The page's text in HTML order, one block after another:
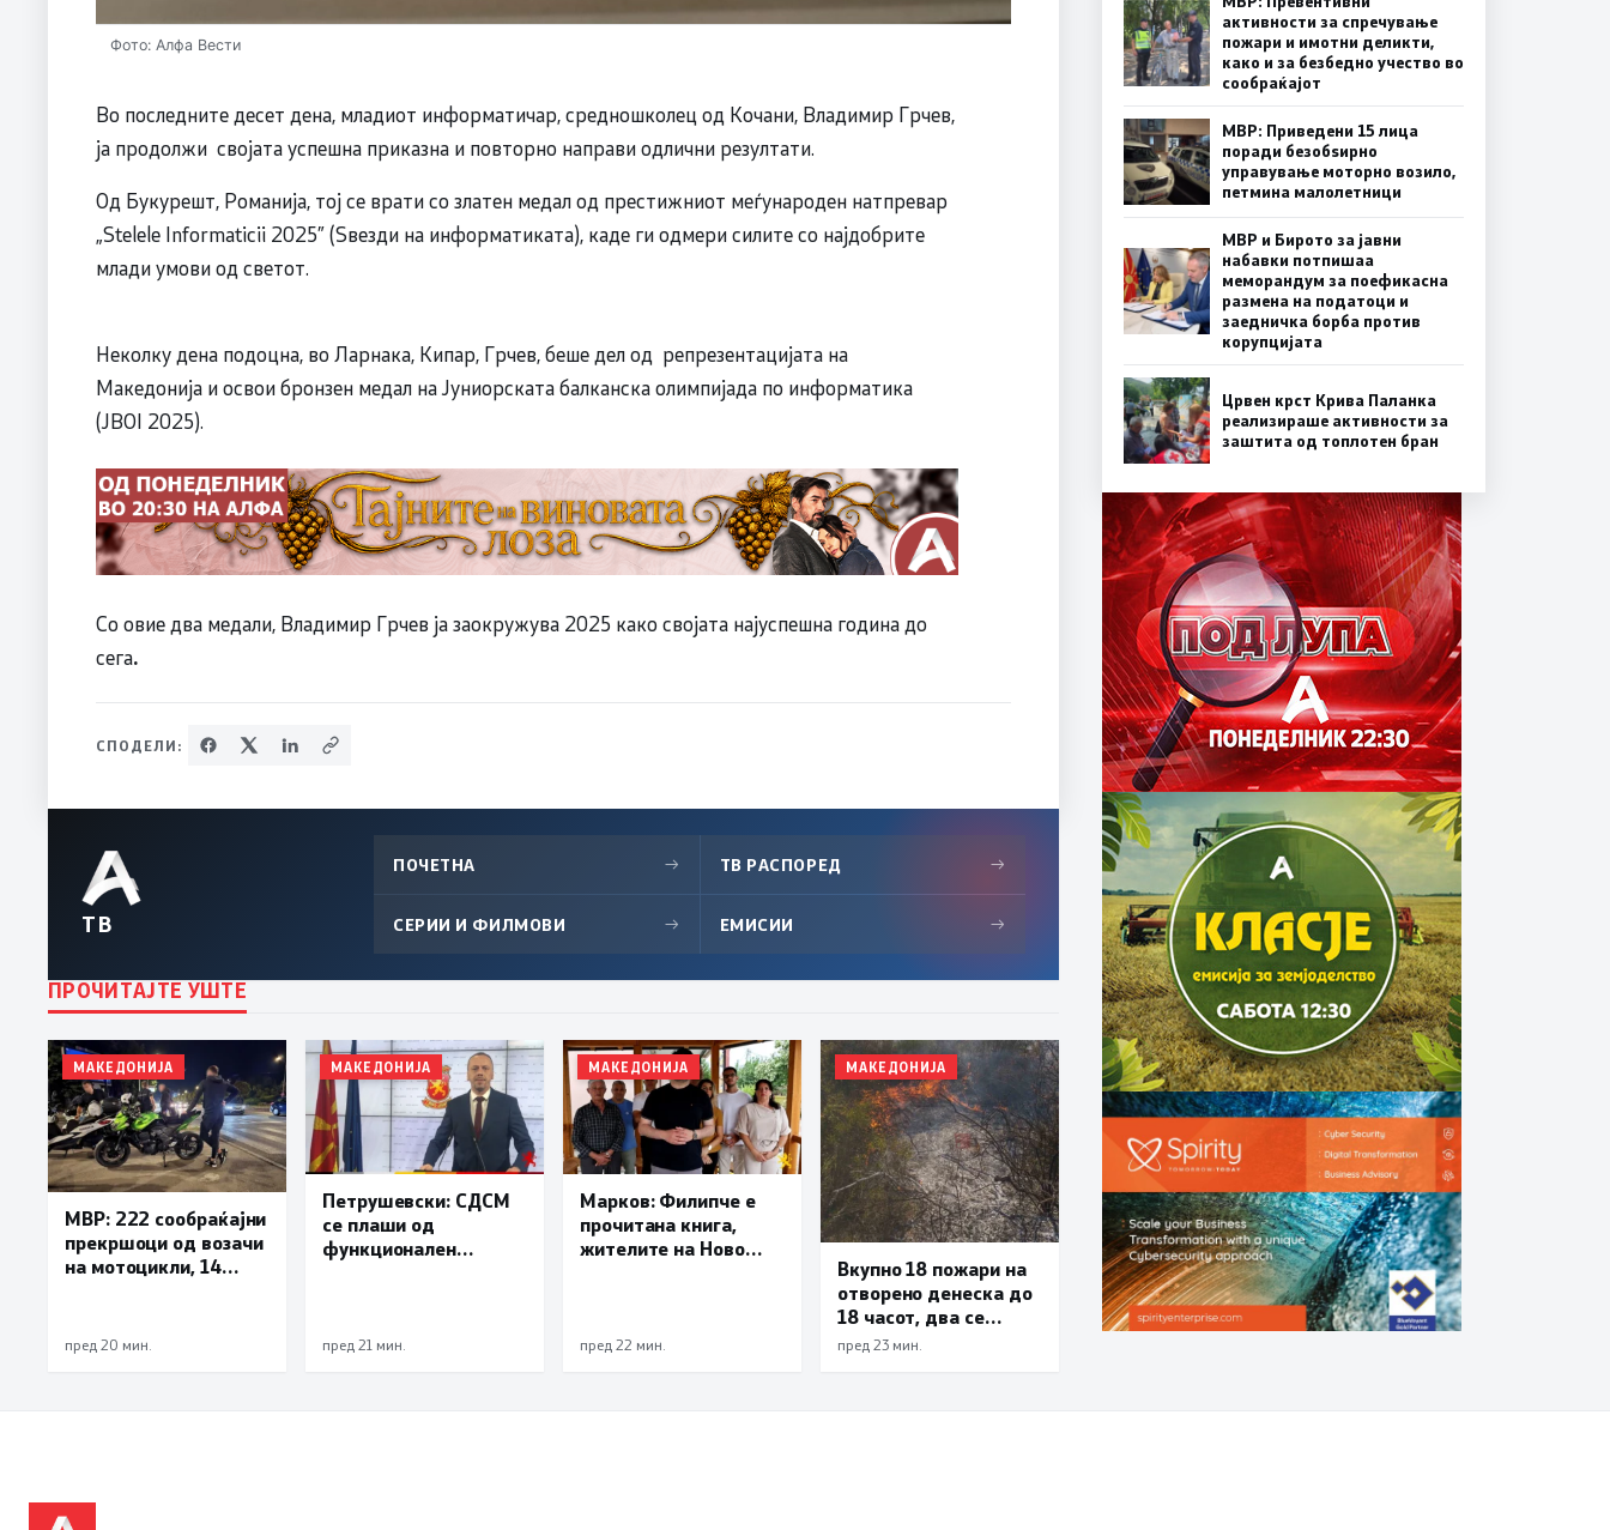
Фото: Алфа Вести
Во последните десет дена, младиот информатичар, средношколец од Кочани, Владимир Грчев,
ја продолжи својата успешна приказна и повторно направи одлични резултати.
Од Букурешт, Романија, тој се врати со златен медал од престижниот меѓународен натпревар
„Stelele Informaticii 2025” (Ѕвезди на информатиката), каде ги одмери силите со најдобрите
млади умови од светот.
Неколку дена подоцна, во Ларнака, Кипар, Грчев, беше дел од репрезентацијата на
Македонија и освои бронзен медал на Јуниорската балканска олимпијада по информатика
(JBOI 2025).
Со овие два медали, Владимир Грчев ја заокружува 2025 како својата најуспешна година до
сега.
СПОДЕЛИ:
ТВ
ПОЧЕТНА → ТВ РАСПОРЕД →
СЕРИИ И ФИЛМОВИ → ЕМИСИИ →
ПРОЧИТАЈТЕ УШТЕ
МАКЕДОНИЈА
МВР: 222 сообраќајни
прекршоци од возачи
на мотоцикли, 14
пред 20 мин.
МАКЕДОНИЈА
Петрушевски: СДСМ
се плаши од
функционален
функционираат
пред 21 мин.
МАКЕДОНИЈА
Марков: Филипче е
прочитана книга,
жителите на Ново
политиката на тензии
пред 22 мин.
МАКЕДОНИЈА
Вкупно 18 пожари на
отворено денеска до
18 часот, два се
активни
пред 23 мин.
активности за спречување
пожари и имотни деликти,
како и за безбедно учество во
сообраќајот
МВР: Приведени 15 лица
поради безобѕирно
управување моторно возило,
петмина малолетници
МВР и Бирото за јавни
набавки потпишаа
меморандум за поефикасна
размена на податоци и
заедничка борба против
корупцијата
Црвен крст Крива Паланка
реализираше активности за
заштита од топлотен бран